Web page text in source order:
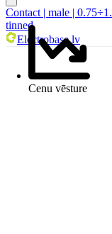
Cenu vēsture
Contact | male |
tinned
Electrobase.lv